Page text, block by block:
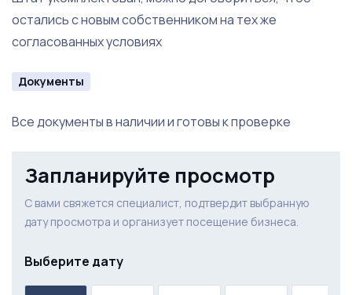
остались с новым собственником на тех же
согласованных условиях
Документы
Все документы в наличии и готовы к проверке
Запланируйте просмотр
С вами свяжется специалист, подтвердит выбранную
дату просмотра и организует посещение бизнеса.
Выберите дату